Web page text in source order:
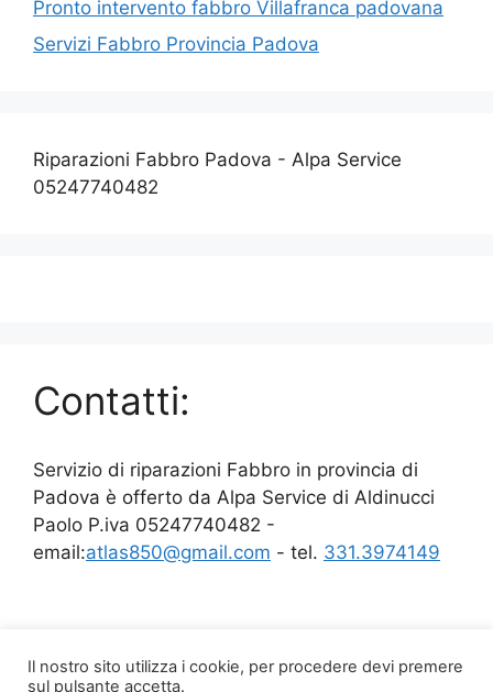
Pronto intervento fabbro Villafranca padovana
Servizi Fabbro Provincia Padova
Riparazioni Fabbro Padova - Alpa Service
05247740482
Contatti:
Servizio di riparazioni Fabbro in provincia di
Padova è offerto da Alpa Service di Aldinucci
Paolo P.iva 05247740482 -
email:atlas850@gmail.com - tel. 331.3974149
Il nostro sito utilizza i cookie, per procedere devi premere
sul pulsante accetta.